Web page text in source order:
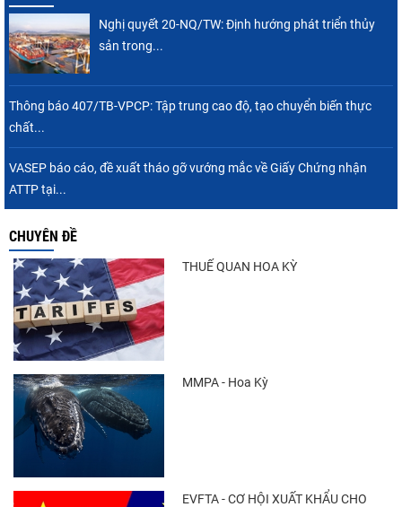
Nghị quyết 20-NQ/TW: Định hướng phát triển thủy
sản trong...
Thông báo 407/TB-VPCP: Tập trung cao độ, tạo chuyển biến thực
chất...
VASEP báo cáo, đề xuất tháo gỡ vướng mắc về Giấy Chứng nhận
ATTP tại...
CHUYÊN ĐỀ
THUẾ QUAN HOA KỲ
MMPA - Hoa Kỳ
EVFTA - CƠ HỘI XUẤT KHẨU CHO